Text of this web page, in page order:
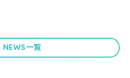
NEWS一覧